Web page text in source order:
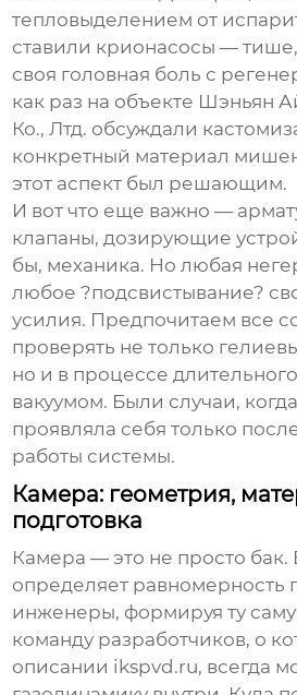
тепловыделением от
ставили крионасосы —
своя головная боль с
как раз на объекте Шэньян
Ко., Лтд. обсуждали
конкретный материал
этот аспект был решающим.
И вот что еще важно —
клапаны, дозирующие
бы, механика. Но любая
любое ?подсвистывание?
усилия. Предпочитаем все
проверять не только
но и в процессе
вакуумом. Были случаи,
проявляла себя только
работы системы.
Камера: геометрия,
подготовка
Камера — это не просто бак.
определяет равномерность
инженеры, формируя ту
команду разработчиков, о
описании ikspvd.ru, всегда